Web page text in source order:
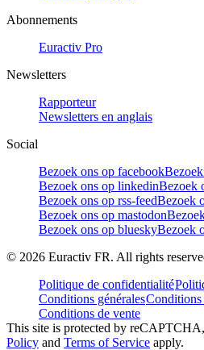
Abonnements
Euractiv Pro
Newsletters
Rapporteur
Newsletters en anglais
Social
Bezoek ons op facebook
Bezoek ons op linkedinBezoek
Bezoek ons op rss-feedBezoek
Bezoek ons op mastodon
Bezoek ons op blueskyBezoek
© 2026 Euractiv FR. All rights
Politique de confidentialité
Conditions généralesConditions
Conditions de vente
This site is protected by
Policy and Terms of Service apply.